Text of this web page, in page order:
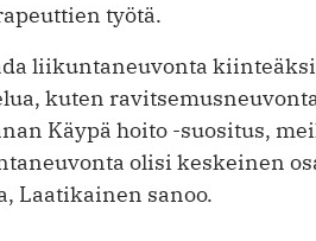
työtä.
liikuntaneuvonta
kuten
Käypä hoito -suositus,
olisi keskeinen
Laatikainen sanoo.